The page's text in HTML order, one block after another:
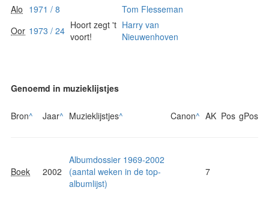
Alo 1971 / 8
Tom Flesseman
Oor 1973 / 24 Hoort zegt 't
voort!
Harry van
Nieuwenhoven
Genoemd in muzieklijstjes
Bron^ Jaar^ Muzieklijstjes^ Canon^ AK Pos gPos
Boek 2002
Albumdossier 1969-2002
(aantal weken in de top-
albumlijst)
7